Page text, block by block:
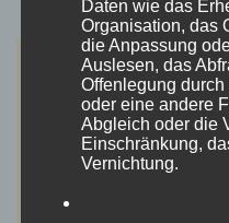
Daten wie das
Organisation, das
die Anpassung
Auslesen, das
Offenlegung
oder eine andere
Abgleich oder die
Einschränkung,
Vernichtung.